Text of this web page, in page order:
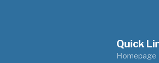
Quick
Homepage